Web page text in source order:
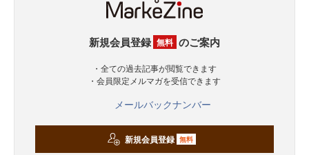
新規会員登録 無料 のご案内
・全ての過去記事が閲覧できます
・会員限定メルマガを受信できます
メールバックナンバー
新規会員登録 無料